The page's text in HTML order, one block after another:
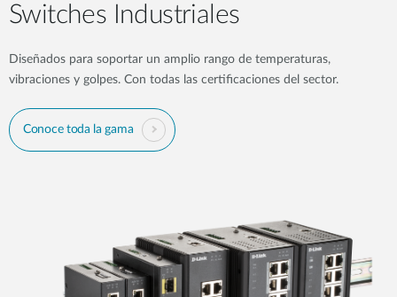
Switches Industriales
Diseñados para soportar un amplio rango de temperaturas,
vibraciones y golpes. Con todas las certificaciones del sector.
Conoce toda la gama